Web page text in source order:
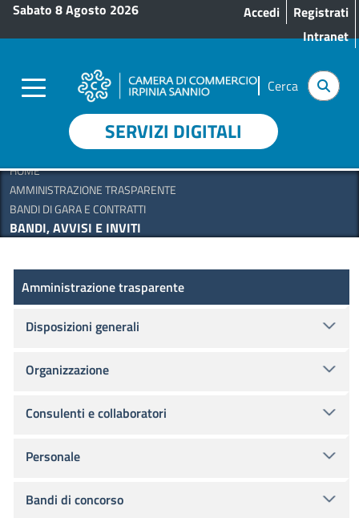
Salta al contenuto principale
Sabato 8 Agosto 2026 Menu profilo utente
Accedi
Registrati
Intranet
Cerca
SERVIZI DIGITALI
HOME
AMMINISTRAZIONE TRASPARENTE
BANDI DI GARA E CONTRATTI
BANDI, AVVISI E INVITI
Amministrazione Trasparente
Amministrazione trasparente
Disposizioni generali
Organizzazione
Consulenti e collaboratori
Personale
Bandi di concorso